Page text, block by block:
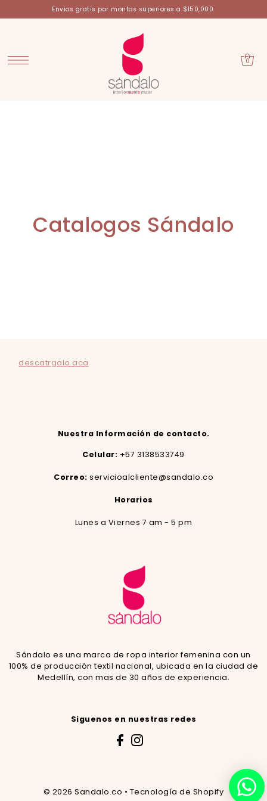
Envios gratis por montos superiores a $150,000.
0
Catalogos Sándalo
descatrgalo aca
Nuestra Información de contacto.
Celular: +57 3138533749
Correo: servicioalcliente@sandalo.co
Horarios
Lunes a Viernes 7 am - 5 pm
Sándalo es una marca de ropa interior femenina con un
100% de producción textil nacional, ubicada en la ciudad de
Medellín, con mas de 30 años de experiencia.
Siguenos en nuestras redes
© 2026 Sandalo.co • Tecnología de Shopify